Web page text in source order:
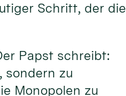
Schritt, der die
Papst schreibt:
sondern zu
Monopolen zu